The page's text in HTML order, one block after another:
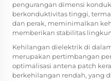
pengurangan dimensi
berkonduktivitas tinggi,
dan perak, meminimalkan
memberikan stabilitas
Kehilangan dielektrik di
merupakan pertimbangan
optimalisasi antena patch
berkehilangan rendah, yang